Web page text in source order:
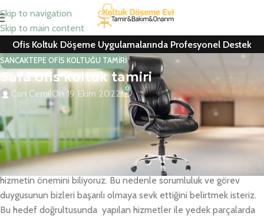
Skip to navigation
Skip to main content
Ofis Koltuk Döşeme Uygulamalarında Profesyonel Destek
SANCAKTEPE OFIS KOLTUĞU TAMIRI
Safa ofis koltuk tamiri
Can CemilOn 19 Ekim 2022 0
Safa ofis koltuk tamiri, ofis koltuk döşeme, koltuk kaplama, berber
koltuğu tamiri ve ofis koltuğu yedek parça değişiminde 25 yıllık
tecrübenin vermiş olduğu çalışma azmiyle yanınızdayız.
Müşteri memnuniyeti bizim için ön planda olup satış sonrası
hizmetin önemini biliyoruz. Bu nedenle sorumluluk ve görev
duygusunun bizleri başarılı olmaya sevk ettiğini belirtmek isteriz.
Bu hedef doğrultusunda yapılan hizmetler ile yedek parçalarda